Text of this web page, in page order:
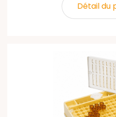
Détail du